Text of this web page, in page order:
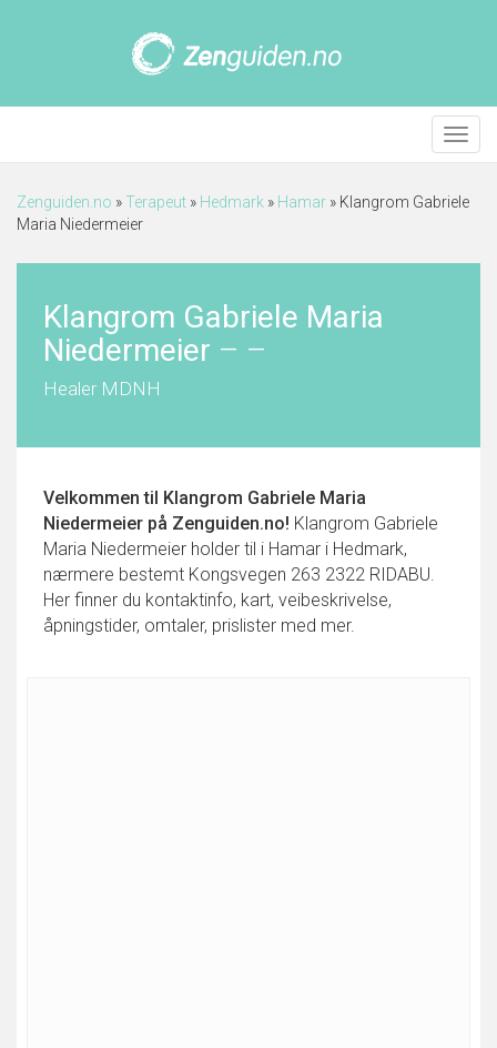
Meny
Zenguiden.no »Terapeut » Hedmark » Hamar » Klangrom Gabriele
Maria Niedermeier
Klangrom Gabriele Maria
Niedermeier – –
Healer MDNH
Velkommen til Klangrom Gabriele Maria
Niedermeier på Zenguiden.no! Klangrom Gabriele
Maria Niedermeier holder til i Hamar i Hedmark,
nærmere bestemt Kongsvegen 263 2322 RIDABU.
Her finner du kontaktinfo, kart, veibeskrivelse,
åpningstider, omtaler, prislister med mer.